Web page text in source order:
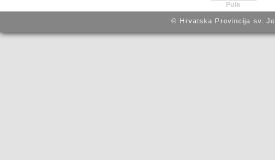
Pula
© Hrvatska Provincija sv.